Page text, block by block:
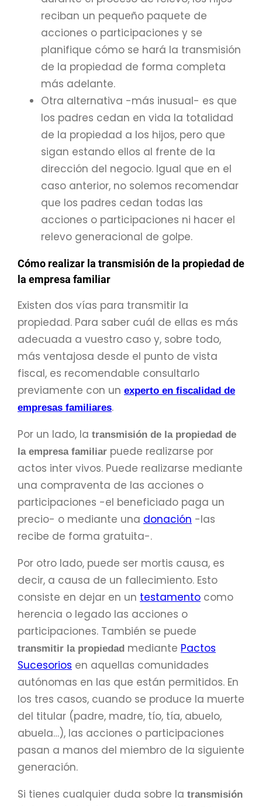
reciban un pequeño paquete de
acciones o participaciones y se
planifique cómo se hará la transmisión
de la propiedad de forma completa
más adelante.
Otra alternativa -más inusual- es que
los padres cedan en vida la totalidad
de la propiedad a los hijos, pero que
sigan estando ellos al frente de la
dirección del negocio. Igual que en el
caso anterior, no solemos recomendar
que los padres cedan todas las
acciones o participaciones ni hacer el
relevo generacional de golpe.
Cómo realizar la transmisión de la propiedad de
la empresa familiar
Existen dos vías para transmitir la
propiedad. Para saber cuál de ellas es más
adecuada a vuestro caso y, sobre todo,
más ventajosa desde el punto de vista
fiscal, es recomendable consultarlo
previamente con un experto en fiscalidad de
empresas familiares.
Por un lado, la transmisión de la propiedad de
la empresa familiar puede realizarse por
actos inter vivos. Puede realizarse mediante
una compraventa de las acciones o
participaciones -el beneficiado paga un
precio- o mediante una donación -las
recibe de forma gratuita-.
Por otro lado, puede ser mortis causa, es
decir, a causa de un fallecimiento. Esto
consiste en dejar en un testamento como
herencia o legado las acciones o
participaciones. También se puede
transmitir la propiedad mediante Pactos
Sucesorios en aquellas comunidades
autónomas en las que están permitidos. En
los tres casos, cuando se produce la muerte
del titular (padre, madre, tío, tía, abuelo,
abuela…), las acciones o participaciones
pasan a manos del miembro de la siguiente
generación.
Si tienes cualquier duda sobre la transmisión